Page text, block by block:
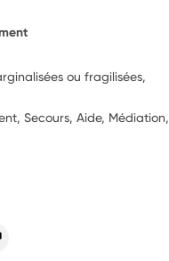
ou fragilisées,
Secours, Aide, Médiation,